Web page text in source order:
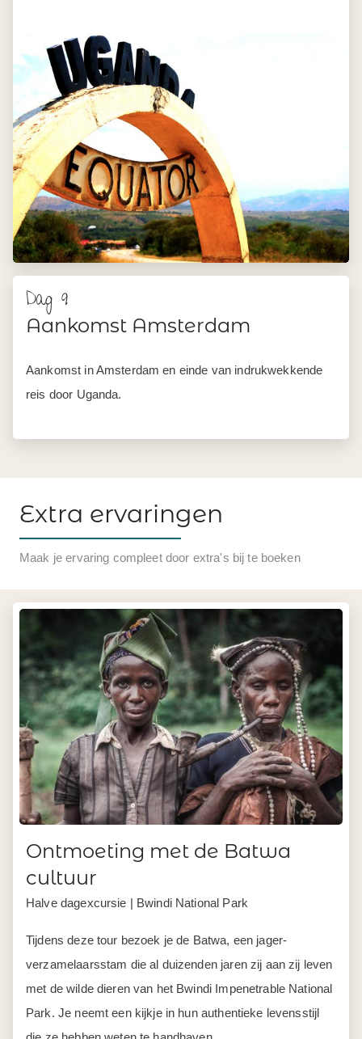
Dag 9
Aankomst Amsterdam
Aankomst in Amsterdam en einde van indrukwekkende
reis door Uganda.
Extra ervaringen
Maak je ervaring compleet door extra's bij te boeken
Ontmoeting met de Batwa
cultuur
Halve dagexcursie | Bwindi National Park
Tijdens deze tour bezoek je de Batwa, een jager-
verzamelaarsstam die al duizenden jaren zij aan zij leven
met de wilde dieren van het Bwindi Impenetrable National
Park. Je neemt een kijkje in hun authentieke levensstijl